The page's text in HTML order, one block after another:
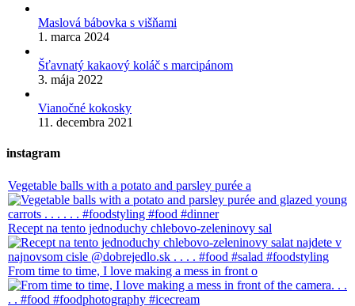
Maslová bábovka s višňami
1. marca 2024
Šťavnatý kakaový koláč s marcipánom
3. mája 2022
Vianočné kokosky
11. decembra 2021
instagram
Vegetable balls with a potato and parsley purée a
Recept na tento jednoduchy chlebovo-zeleninovy sal
From time to time, I love making a mess in front o